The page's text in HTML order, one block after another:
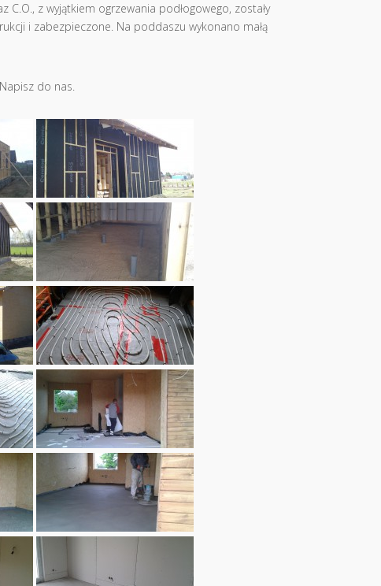
C.O., z wyjątkiem ogrzewania podłogowego, zostały
i zabezpieczone. Na poddaszu wykonano małą
do nas.